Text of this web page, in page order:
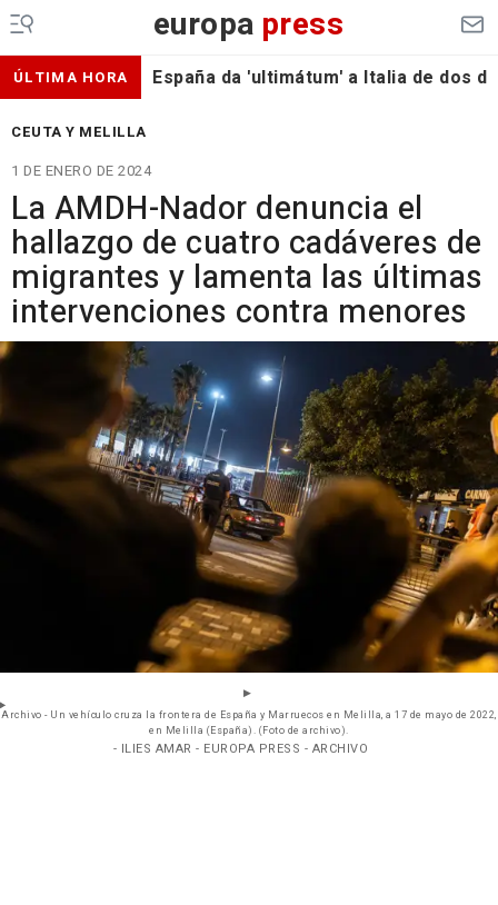
europa press
ÚLTIMA HORA España da 'ultimátum' a Italia de dos
CEUTA Y MELILLA
1 DE ENERO DE 2024
La AMDH-Nador denuncia el
hallazgo de cuatro cadáveres de
migrantes y lamenta las últimas
intervenciones contra menores
Archivo - Un vehículo cruza la frontera de España y Marruecos en Melilla, a 17 de mayo de 2022,
en Melilla (España). (Foto de archivo).
- ILIES AMAR - EUROPA PRESS - ARCHIVO